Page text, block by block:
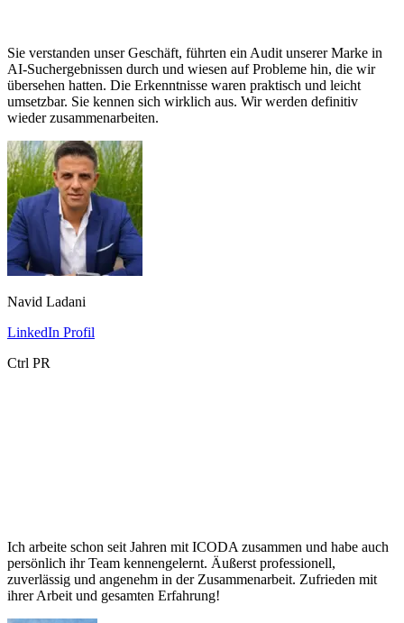
Sie verstanden unser Geschäft, führten ein Audit unserer Marke in
AI-Suchergebnissen durch und wiesen auf Probleme hin, die wir
übersehen hatten. Die Erkenntnisse waren praktisch und leicht
umsetzbar. Sie kennen sich wirklich aus. Wir werden definitiv
wieder zusammenarbeiten.
Navid Ladani
LinkedIn Profil
Ctrl PR
Ich arbeite schon seit Jahren mit ICODA zusammen und habe auch
persönlich ihr Team kennengelernt. Äußerst professionell,
zuverlässig und angenehm in der Zusammenarbeit. Zufrieden mit
ihrer Arbeit und gesamten Erfahrung!